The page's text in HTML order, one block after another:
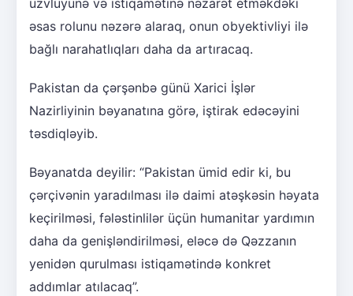
üzvlüyünə və istiqamətinə nəzarət etməkdəki
əsas rolunu nəzərə alaraq, onun obyektivliyi ilə
bağlı narahatlıqları daha da artıracaq.
Pakistan da çərşənbə günü Xarici İşlər
Nazirliyinin bəyanatına görə, iştirak edəcəyini
təsdiqləyib.
Bəyanatda deyilir: “Pakistan ümid edir ki, bu
çərçivənin yaradılması ilə daimi atəşkəsin həyata
keçirilməsi, fələstinlilər üçün humanitar yardımın
daha da genişləndirilməsi, eləcə də Qəzzanın
yenidən qurulması istiqamətində konkret
addımlar atılacaq”.